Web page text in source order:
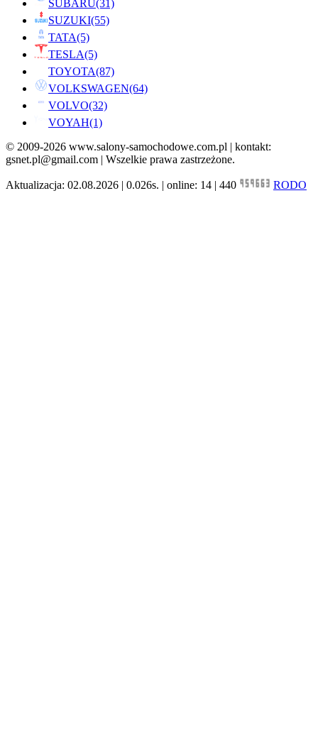
SUBARU(31)
SUZUKI(55)
TATA(5)
TESLA(5)
TOYOTA(87)
VOLKSWAGEN(64)
VOLVO(32)
VOYAH(1)
© 2009-2026 www.salony-samochodowe.com.pl | kontakt:
gsnet.pl@gmail.com | Wszelkie prawa zastrzeżone.
Aktualizacja: 02.08.2026 | 0.026s. | online: 14 | 440 RODO